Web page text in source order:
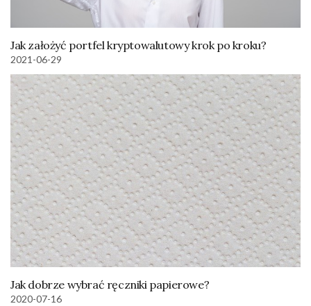
Jak założyć portfel kryptowalutowy krok po kroku?
2021-06-29
Jak dobrze wybrać ręczniki papierowe?
2020-07-16